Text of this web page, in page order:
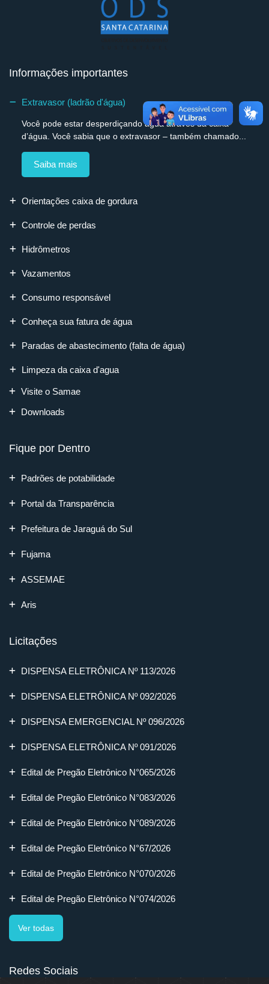
Informações importantes
Extravasor (ladrão d'água)
Você pode estar desperdiçando água através da caixa
d’água. Você sabia que o extravasor – também chamado...
Saiba mais
Orientações caixa de gordura
Controle de perdas
Hidrômetros
Vazamentos
Consumo responsável
Conheça sua fatura de água
Paradas de abastecimento (falta de água)
Limpeza da caixa d'agua
Visite o Samae
Downloads
Fique por Dentro
Padrões de potabilidade
Portal da Transparência
Prefeitura de Jaraguá do Sul
Fujama
ASSEMAE
Aris
Licitações
DISPENSA ELETRÔNICA Nº 113/2026
DISPENSA ELETRÔNICA Nº 092/2026
DISPENSA EMERGENCIAL Nº 096/2026
DISPENSA ELETRÔNICA Nº 091/2026
Edital de Pregão Eletrônico N°065/2026
Edital de Pregão Eletrônico N°083/2026
Edital de Pregão Eletrônico N°089/2026
Edital de Pregão Eletrônico N°67/2026
Edital de Pregão Eletrônico N°070/2026
Edital de Pregão Eletrônico N°074/2026
Ver todas
Redes Sociais